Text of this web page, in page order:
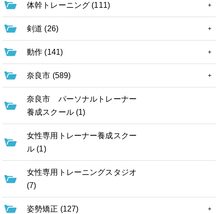
体幹トレーニング (111)
剣道 (26)
動作 (141)
奈良市 (589)
奈良市 パーソナルトレーナー
養成スクール (1)
女性専用トレーナー養成スクー
ル (1)
女性専用トレーニングスタジオ
(7)
姿勢矯正 (127)